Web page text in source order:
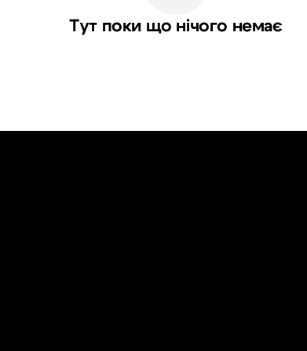
Тут поки що нічого немає